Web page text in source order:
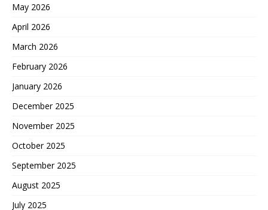
May 2026
April 2026
March 2026
February 2026
January 2026
December 2025
November 2025
October 2025
September 2025
August 2025
July 2025